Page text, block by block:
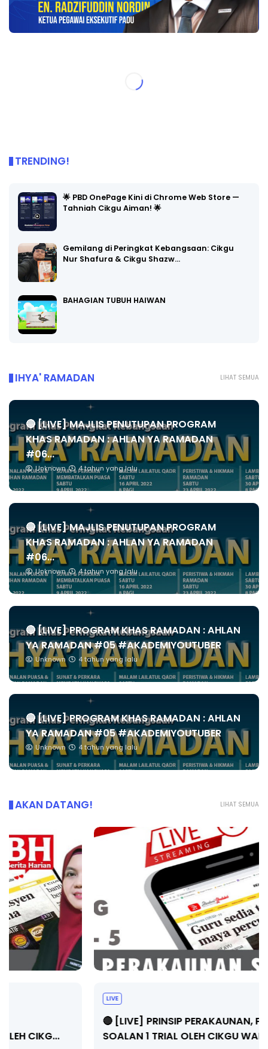
TRENDING!
🌟 PBD OnePage Kini di Chrome Web Store —
Tahniah Cikgu Aiman! 🌟
Gemilang di Peringkat Kebangsaan: Cikgu
Nur Shafura & Cikgu Shazw…
BAHAGIAN TUBUH HAIWAN
LIHAT SEMUA
IHYA' RAMADAN
🔴 [LIVE] MAJLIS PENUTUPAN PROGRAM
KHAS RAMADAN : AHLAN YA RAMADAN
#06...
Unknown 4 tahun yang lalu
🔴 [LIVE] MAJLIS PENUTUPAN PROGRAM
KHAS RAMADAN : AHLAN YA RAMADAN
#06...
Unknown 4 tahun yang lalu
🔴 [LIVE] PROGRAM KHAS RAMADAN : AHLAN
YA RAMADAN #05 #AKADEMIYOUTUBER
Unknown 4 tahun yang lalu
🔴 [LIVE] PROGRAM KHAS RAMADAN : AHLAN
YA RAMADAN #05 #AKADEMIYOUTUBER
Unknown 4 tahun yang lalu
LIHAT SEMUA
AKAN DATANG!
🔴 [LIVE] PRINSIP PERAKAUNAN, PECUT SKOR
SOALAN 1 TRIAL OLEH CIKGU WAN...